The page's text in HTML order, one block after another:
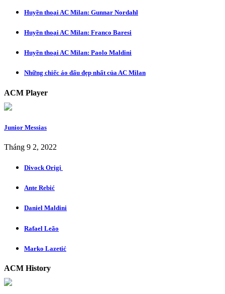
Huyền thoại AC Milan: Gunnar Nordahl
Huyền thoại AC Milan: Franco Baresi
Huyền thoại AC Milan: Paolo Maldini
Những chiếc áo đấu đẹp nhất của AC Milan
ACM Player
Junior Messias
Tháng 9 2, 2022
Divock Origi
Ante Rebić
Daniel Maldini
Rafael Leão
Marko Lazetić
ACM History